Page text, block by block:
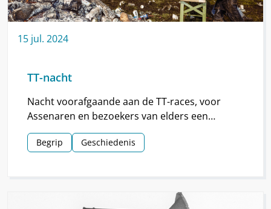
15 jul. 2024
TT-nacht
Nacht voorafgaande aan de TT-races, voor
Assenaren en bezoekers van elders een
hoogtepunt van de TT.
Begrip Geschiedenis